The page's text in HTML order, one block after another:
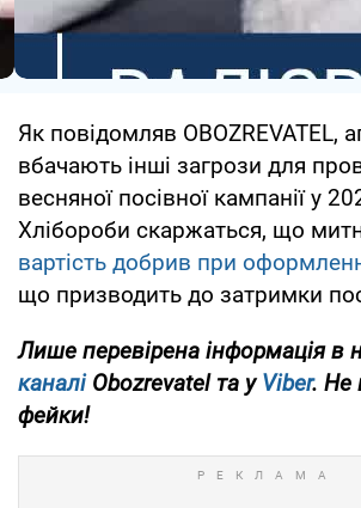
Як повідомляв OBOZREVATEL,
вбачають інші загрози для
весняної посівної кампанії у
Хлібороби скаржаться, що
вартість добрив при
що призводить до затримки
Лише перевірена інформація в
каналіObozrevatel та уViber. Не
фейки!